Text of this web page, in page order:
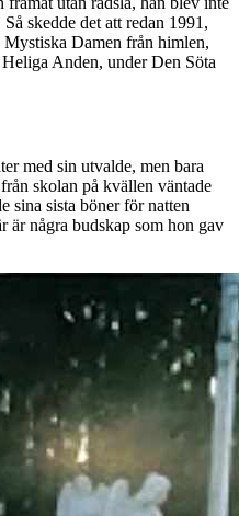
skedde det att redan 1991,
Mystiska Damen från himlen,
Anden, under Den Söta
med sin utvalde, men bara
skolan på kvällen väntade
sina sista böner för natten
är några budskap som hon gav